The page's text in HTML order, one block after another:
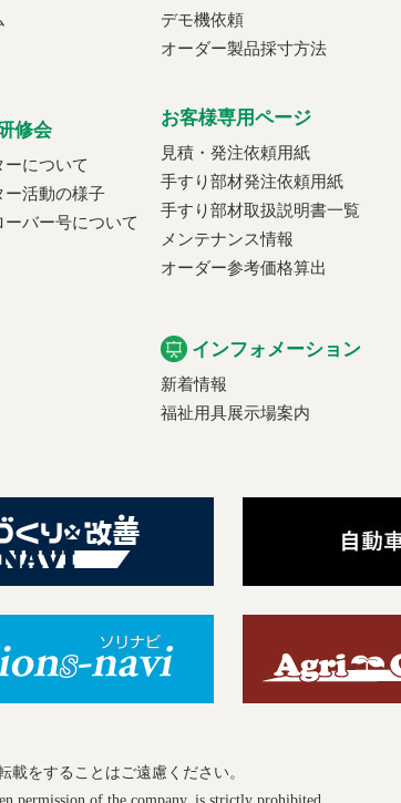
修会
ーについて
ー活動の様子
バー号について
デモ機依頼
オーダー製品採寸方法
お客様専用ページ
見積・発注依頼用紙
手すり部材発注依頼用紙
手すり部材取扱説明書一覧
メンテナンス情報
オーダー参考価格算出
インフォメーション
新着情報
福祉用具展示場案内
をすることはご遠慮ください。